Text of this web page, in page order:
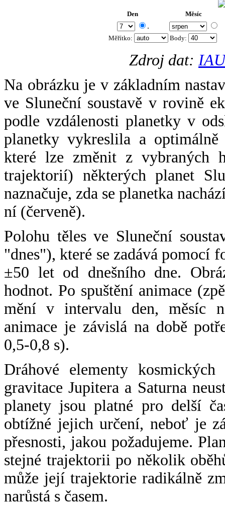
Den Měsíc
.
Měřítko: Body:
Zdroj dat:
Na obrázku je v základním
ve Sluneční soustavě v rovině
podle vzdálenosti planetky v
planetky vykreslila a
které lze změnit z vybraných
trajektorií) některých planet
naznačuje, zda se planetka
ní (červeně).
Polohu těles ve Sluneční
"dnes"), které se zadává pomocí
±50 let od dnešního dne.
hodnot. Po spuštění animace
mění v intervalu den, měsíc
animace je závislá na době
0,5-0,8 s).
Dráhové elementy
gravitace Jupitera a Saturna
planety jsou platné pro delší
obtížné jejich určení, neboť je
přesnosti, jakou požadujeme.
stejné trajektorii po několik
může její trajektorie radikálně
narůstá s časem.